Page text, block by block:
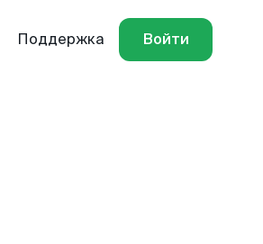
Поддержка Войти